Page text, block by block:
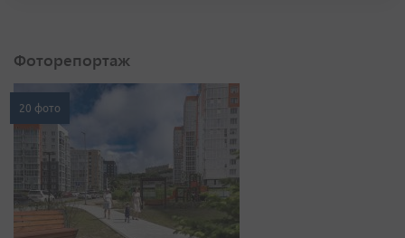
Фоторепортаж
20 фото